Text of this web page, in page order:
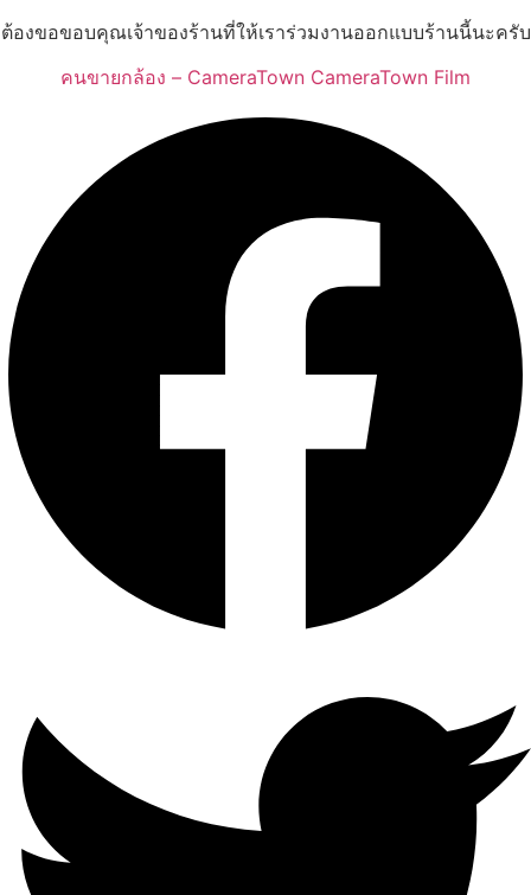
ต้องขอขอบคุณเจ้าของร้านที่ให้เราร่วมงานออกแบบร้านนี้นะครับ
คนขายกล้อง – CameraTown CameraTown Film